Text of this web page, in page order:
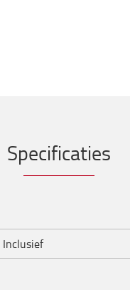
Specificaties
Inclusief